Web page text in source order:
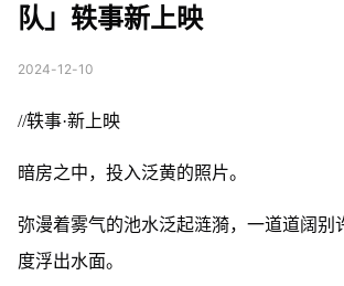
队」轶事新上映
2024-12-10
//轶事·新上映
暗房之中，投入泛黄的照片。
弥漫着雾气的池水泛起涟漪，一道道阔别
度浮出水面。